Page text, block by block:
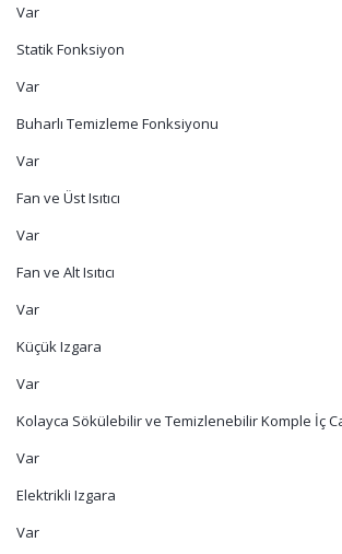
Var
Statik Fonksiyon
Var
Buharlı Temizleme Fonksiyonu
Var
Fan ve Üst Isıtıcı
Var
Fan ve Alt Isıtıcı
Var
Küçük Izgara
Var
Kolayca Sökülebilir ve Temizlenebilir Komple İç
Var
Elektrikli Izgara
Var